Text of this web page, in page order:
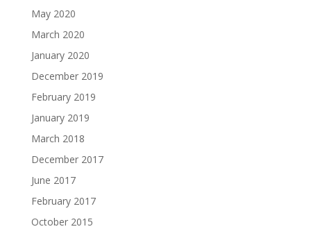
May 2020
March 2020
January 2020
December 2019
February 2019
January 2019
March 2018
December 2017
June 2017
February 2017
October 2015